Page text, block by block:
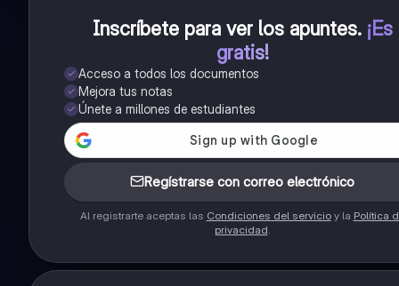
Inscríbete para ver los apuntes. ¡Es
gratis!
Acceso a todos los documentos
Mejora tus notas
Únete a millones de estudiantes
Regístrarse con correo electrónico
Al registrarte aceptas las Condiciones del servicioy la Política
privacidad.